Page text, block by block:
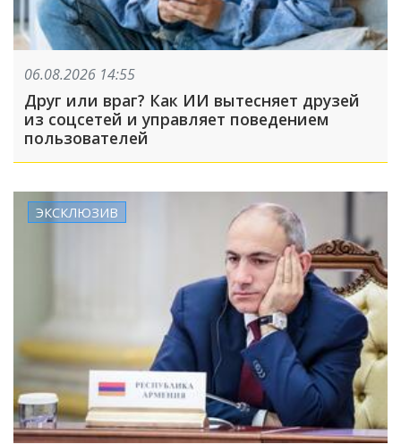
06.08.2026 14:55
Друг или враг? Как ИИ вытесняет друзей
из соцсетей и управляет поведением
пользователей
ЭКСКЛЮЗИВ